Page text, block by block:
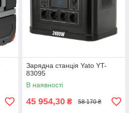
Зарядна станція Yato YT-
83095
В наявності
45 954,30 ₴ 58 170 ₴